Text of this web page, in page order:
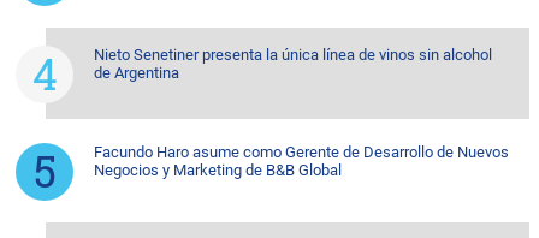
Nieto Senetiner presenta la única línea de vinos sin alcohol
de Argentina
Facundo Haro asume como Gerente de Desarrollo de Nuevos
Negocios y Marketing de B&B Global